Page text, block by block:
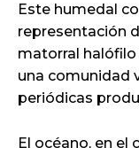
Este humedal
representación
matorral
una comunidad
periódicas
El océano, en el